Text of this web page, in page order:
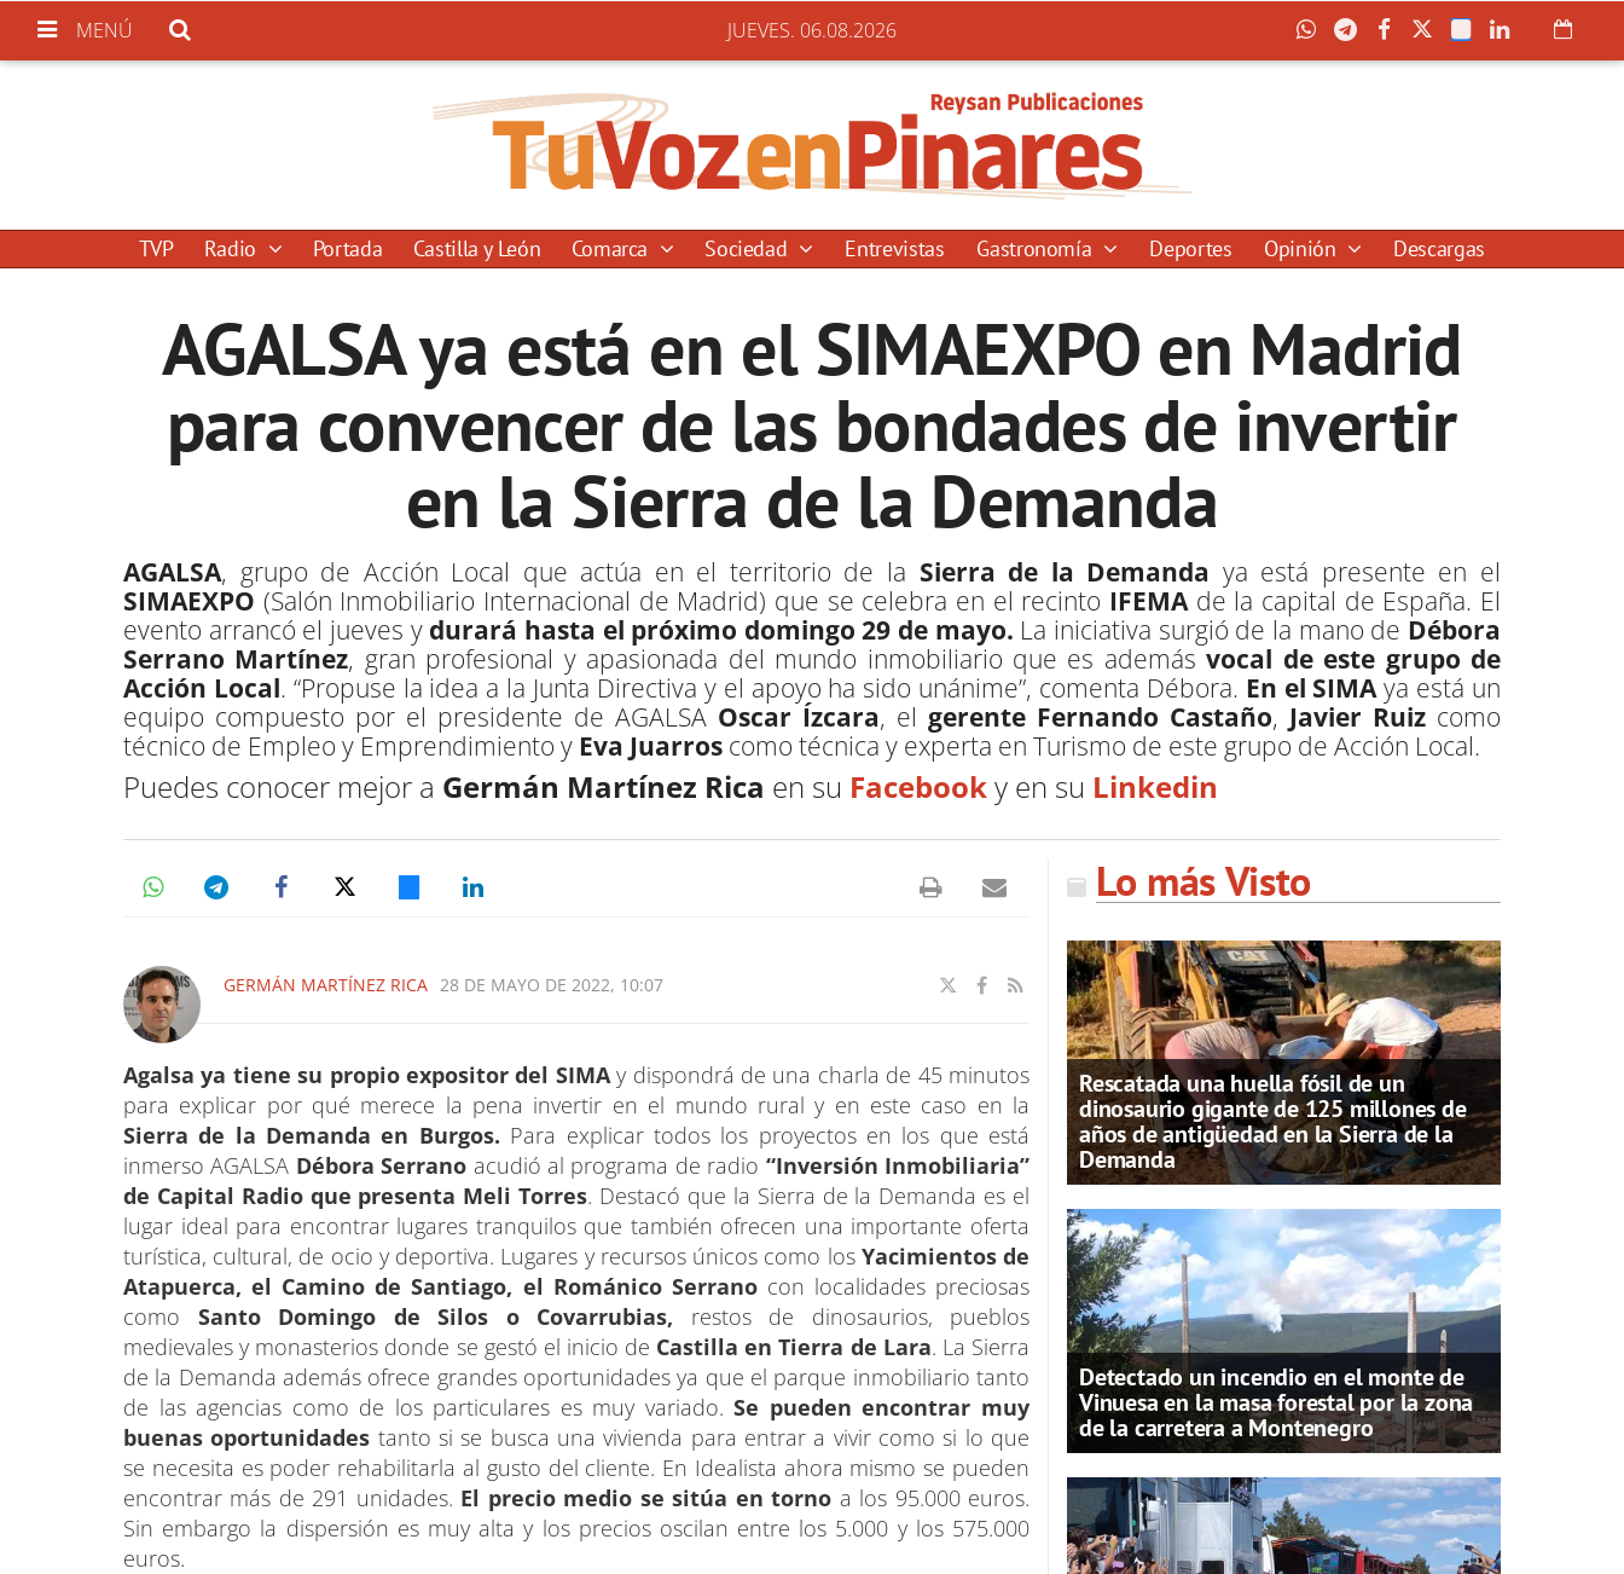
MENÚ JUEVES. 06.08.2026
TVP Radio Portada Castilla y León Comarca Sociedad Entrevistas Gastronomía Deportes Opinión Descargas
AGALSA ya está en el SIMAEXPO en Madrid
para convencer de las bondades de invertir
en la Sierra de la Demanda
AGALSA, grupo de Acción Local que actúa en el territorio de la Sierra de la Demanda ya está presente en el
SIMAEXPO (Salón Inmobiliario Internacional de Madrid) que se celebra en el recinto IFEMAde la capital de España. El
evento arrancó el jueves y durará hasta el próximo domingo 29 de mayo. La iniciativa surgió de la mano de Débora
Serrano Martínez, gran profesional y apasionada del mundo inmobiliario que es ademásvocal de este grupo de
Acción Local. “Propuse la idea a la Junta Directiva y el apoyo ha sido unánime”, comenta Débora. En el SIMAya está un
equipo compuesto por el presidente de AGALSA Oscar Ízcara, el gerente Fernando Castaño, Javier Ruiz como
técnico de Empleo y Emprendimiento y Eva Juarros como técnica y experta en Turismo de este grupo de Acción Local.
Puedes conocer mejor a Germán Martínez Rica en su Facebooky en su Linkedin
GERMÁN MARTÍNEZ RICA 28 DE MAYO DE 2022, 10:07
Agalsa ya tiene su propio expositor del SIMAy dispondrá de una charla de 45 minutos
para explicar por qué merece la pena invertir en el mundo rural y en este caso en la
Sierra de la Demanda en Burgos. Para explicar todos los proyectos en los que está
inmerso AGALSA Débora Serrano acudió al programa de radio “Inversión Inmobiliaria”
de Capital Radio que presenta Meli Torres. Destacó que la Sierra de la Demanda es el
lugar ideal para encontrar lugares tranquilos que también ofrecen una importante oferta
turística, cultural, de ocio y deportiva. Lugares y recursos únicos como los Yacimientos de
Atapuerca, el Camino de Santiago, el Románico Serranocon localidades preciosas
como Santo Domingo de Silos o Covarrubias, restos de dinosaurios, pueblos
medievales y monasterios donde se gestó el inicio de Castilla en Tierra de Lara. La Sierra
de la Demanda además ofrece grandes oportunidades ya que el parque inmobiliario tanto
de las agencias como de los particulares es muy variado.Se pueden encontrar muy
buenas oportunidades tanto si se busca una vivienda para entrar a vivir como si lo que
se necesita es poder rehabilitarla al gusto del cliente. En Idealista ahora mismo se pueden
encontrar más de 291 unidades. El precio medio se sitúa en torno a los 95.000 euros.
Sin embargo la dispersión es muy alta y los precios oscilan entre los 5.000 y los 575.000
euros.
Lo más Visto
Rescatada una huella fósil de un
dinosaurio gigante de 125 millones de
años de antigüedad en la Sierra de la
Demanda
Detectado un incendio en el monte de
Vinuesa en la masa forestal por la zona
de la carretera a Montenegro